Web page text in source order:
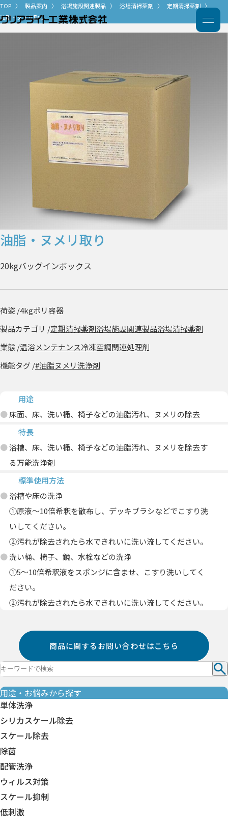
TOP 製品案内 浴場施設関連製品 浴場清掃薬剤
定期清掃薬剤
油脂・ヌメリ取り
用途・お悩みから探す
単体洗浄
シリカスケール除去
スケール除去
除菌
配管洗浄
ウィルス対策
スケール抑制
低刺激
油脂・ヌメリ取り
20kgバッグインボックス
荷姿 /4kgポリ容器
製品カテゴリ /定期清掃薬剤浴場施設関連製品浴場清掃薬剤
業態 /温浴メンテナンス冷凍空調関連処理剤
機能タグ /#油脂ヌメリ洗浄剤
用途
床面、床、洗い桶、椅子などの油脂汚れ、ヌメリの除去
特長
浴槽、床、洗い桶、椅子などの油脂汚れ、ヌメリを除去す
る万能洗浄剤
標準使用方法
浴槽や床の洗浄
①原液～10倍希釈を散布し、デッキブラシなどでこすり洗
いしてください。
②汚れが除去されたら水できれいに洗い流してください。
洗い桶、椅子、鏡、水栓などの洗浄
①5～10倍希釈液をスポンジに含ませ、こすり洗いしてく
ださい。
②汚れが除去されたら水できれいに洗い流してください。
商品に関するお問い合わせはこちら